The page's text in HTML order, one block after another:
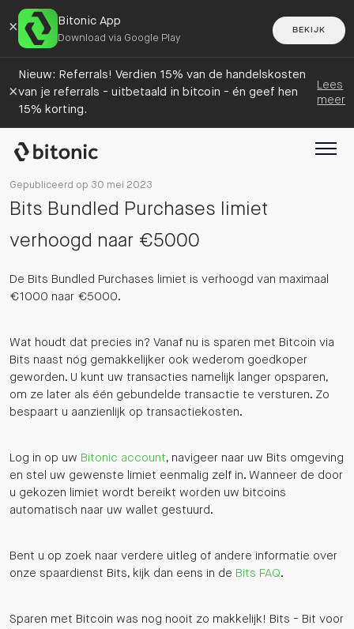
× Bitonic App
Download via Google Play
BEKIJK
×
Nieuw: Referrals! Verdien 15% van de handelskosten
van je referrals - uitbetaald in bitcoin - én geef hen
15% korting.
Lees
meer
Gepubliceerd op 30 mei 2023
Bits Bundled Purchases limiet
verhoogd naar €5000
De Bits Bundled Purchases limiet is verhoogd van maximaal
€1000 naar €5000.
Wat houdt dat precies in? Vanaf nu is sparen met Bitcoin via
Bits naast nóg gemakkelijker ook wederom goedkoper
geworden. U kunt uw transacties namelijk langer opsparen,
om ze later als één gebundelde transactie te versturen. Zo
bespaart u aanzienlijk op transactiekosten.
Log in op uw Bitonic account, navigeer naar uw Bits omgeving
en stel uw gewenste limiet eenmalig zelf in. Wanneer de door
u gekozen limiet wordt bereikt worden uw bitcoins
automatisch naar uw wallet gestuurd.
Bent u op zoek naar verdere uitleg of andere informatie over
onze spaardienst Bits, kijk dan eens in de Bits FAQ.
Sparen met Bitcoin was nog nooit zo makkelijk! Bits - Bit voor